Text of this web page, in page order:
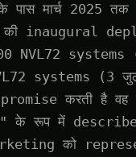
पास मार्च 2025
inaugural
NVL72
systems (3
करती है
के रूप में describe
को